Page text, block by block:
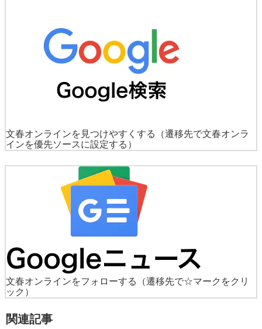
文春オンラインを見つけやすくする
（遷移先で文春オンラ
インを優先ソースに設定する）
文春オンラインをフォローする
（遷移先で☆マークをクリ
ック）
関連記事